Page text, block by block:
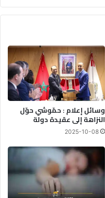
وسائل إعلام : حمّوشي حوّل
النزاهة إلى عقيدة دولة
2025-10-08